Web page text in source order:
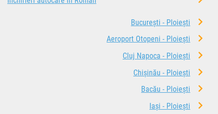
București - Ploiești
Aeroport Otopeni - Ploiești
Cluj Napoca - Ploiești
Chișinău - Ploiești
Bacău - Ploiești
Iași - Ploiești